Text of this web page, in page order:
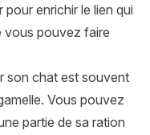
enrichir le lien qui
vous pouvez faire
son chat est souvent
Vous pouvez
partie de sa ration